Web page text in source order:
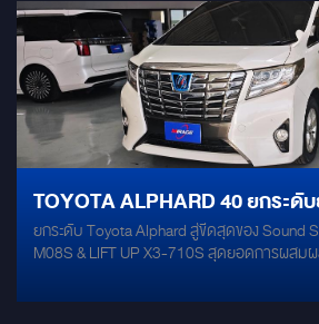
MERCURY M-1000 * ปรับจูนรายละเอียดเสีย
ALPINE PXE-R80-8 * เสริมโครงสร้างลดเสี
MERCURY GOLD ติดตั้ง และ ปรับจูน โดยทีม
ระบบเสียงของคุณ จะได้รับการติดตั้งอย่างถูกต้อง
-- TOYOTA ALPHARD 40 [ Installation List
(Component-Speaker 6.5") FRONT +
(Component-Speaker 6.5") BACK +
Tire Subwoofer 10") + ALPINE PXE-R80-8
Processor) +DRC + DAMP MERCURY
TOYOTA ALPHARD 40 ยกระดั
ของเวทีเสียงระดับ HI-END ด้วย
ALPINE UTX-M08S และชุดลำโพ
710S
ยกระดับ Toyota Alphard สู่ขีดสุดของ Sound
M08S & LIFT UP X3-710S สุดยอดการผสมผสานระหว่างเทคโนโลยี
เพื่อมอบประสบการณ์คอนเสิร์ตส่วนตัวให้แก่คุ